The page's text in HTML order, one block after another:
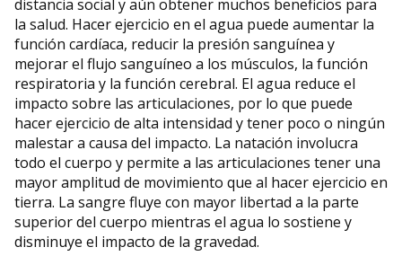
distancia social y aún obtener muchos beneficios para
la salud. Hacer ejercicio en el agua puede aumentar la
función cardíaca, reducir la presión sanguínea y
mejorar el flujo sanguíneo a los músculos, la función
respiratoria y la función cerebral. El agua reduce el
impacto sobre las articulaciones, por lo que puede
hacer ejercicio de alta intensidad y tener poco o ningún
malestar a causa del impacto. La natación involucra
todo el cuerpo y permite a las articulaciones tener una
mayor amplitud de movimiento que al hacer ejercicio en
tierra. La sangre fluye con mayor libertad a la parte
superior del cuerpo mientras el agua lo sostiene y
disminuye el impacto de la gravedad.